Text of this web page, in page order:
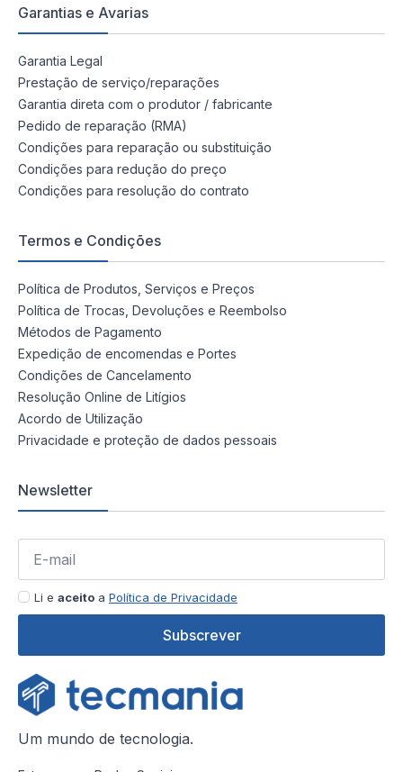
Garantias e Avarias
Garantia Legal
Prestação de serviço/reparações
Garantia direta com o produtor / fabricante
Pedido de reparação (RMA)
Condições para reparação ou substituição
Condições para redução do preço
Condições para resolução do contrato
Termos e Condições
Política de Produtos, Serviços e Preços
Política de Trocas, Devoluções e Reembolso
Métodos de Pagamento
Expedição de encomendas e Portes
Condições de Cancelamento
Resolução Online de Litígios
Acordo de Utilização
Privacidade e proteção de dados pessoais
Newsletter
Li e aceito a Política de Privacidade
Subscrever
Um mundo de tecnologia.